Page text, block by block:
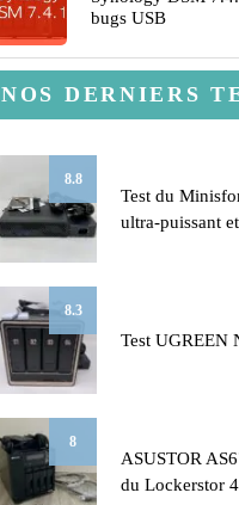
bugs USB
NOS DERNIERS
8.8
Test du
ultra-puissant
8.3
Test UGREEN
8
ASUSTOR
du Lockerstor